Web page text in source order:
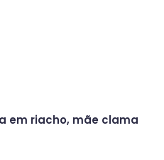
em riacho, mãe clama